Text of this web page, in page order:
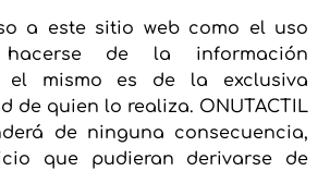
a este sitio web como el uso
de la información
el mismo es de la exclusiva
de quien lo realiza. ONUTACTIL
de ninguna consecuencia,
que pudieran derivarse de